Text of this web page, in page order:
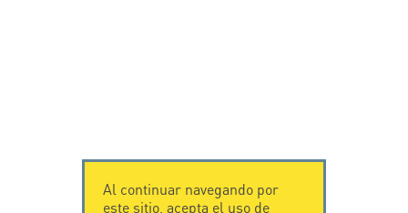
Al continuar navegando por
este sitio, acepta el uso de